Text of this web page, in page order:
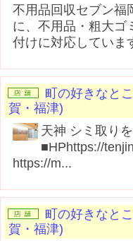
不用品回収セブン福
に、不用品・粗大ゴ
付けに対応していま
町の好きなと
賀・福津)
天神 シミ取り
■HPhttps://
https://m...
町の好きなと
賀・福津)